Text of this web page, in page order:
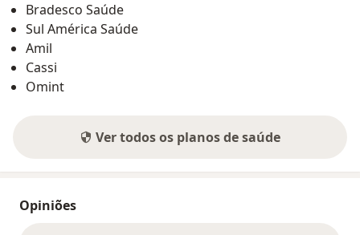
Bradesco Saúde
Sul América Saúde
Amil
Cassi
Omint
Ver todos os planos de saúde
Opiniões